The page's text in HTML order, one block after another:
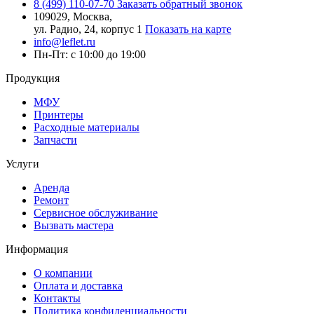
8 (499) 110-07-70 Заказать обратный звонок
109029, Москва,
ул. Радио, 24, корпус 1 Показать на карте
info@leflet.ru
Пн-Пт: с 10:00 до 19:00
Продукция
МФУ
Принтеры
Расходные материалы
Запчасти
Услуги
Аренда
Ремонт
Сервисное обслуживание
Вызвать мастера
Информация
О компании
Оплата и доставка
Контакты
Политика конфиденциальности